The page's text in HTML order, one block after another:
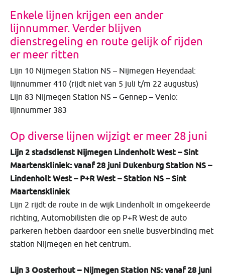
Enkele lijnen krijgen een ander
lijnnummer. Verder blijven
dienstregeling en route gelijk of rijden
er meer ritten
Lijn 10 Nijmegen Station NS – Nijmegen Heyendaal:
lijnnummer 410 (rijdt niet van 5 juli t/m 22 augustus)
Lijn 83 Nijmegen Station NS – Gennep – Venlo:
lijnnummer 383
Op diverse lijnen wijzigt er meer 28 juni
Lijn 2 stadsdienst Nijmegen Lindenholt West – Sint
Maartenskliniek: vanaf 28 juni Dukenburg Station NS –
Lindenholt West – P+R West – Station NS – Sint
Maartenskliniek
Lijn 2 rijdt de route in de wijk Lindenholt in omgekeerde
richting, Automobilisten die op P+R West de auto
parkeren hebben daardoor een snelle busverbinding met
station Nijmegen en het centrum.
Lijn 3 Oosterhout – Nijmegen Station NS: vanaf 28 juni